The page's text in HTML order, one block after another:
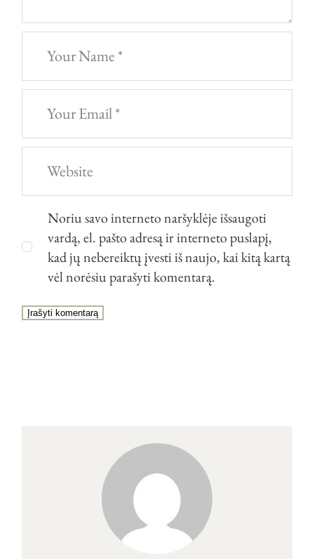
Noriu savo interneto naršyklėje išsaugoti
vardą, el. pašto adresą ir interneto puslapį,
kad jų nebereiktų įvesti iš naujo, kai kitą kartą
vėl norėsiu parašyti komentarą.
Įrašyti komentarą